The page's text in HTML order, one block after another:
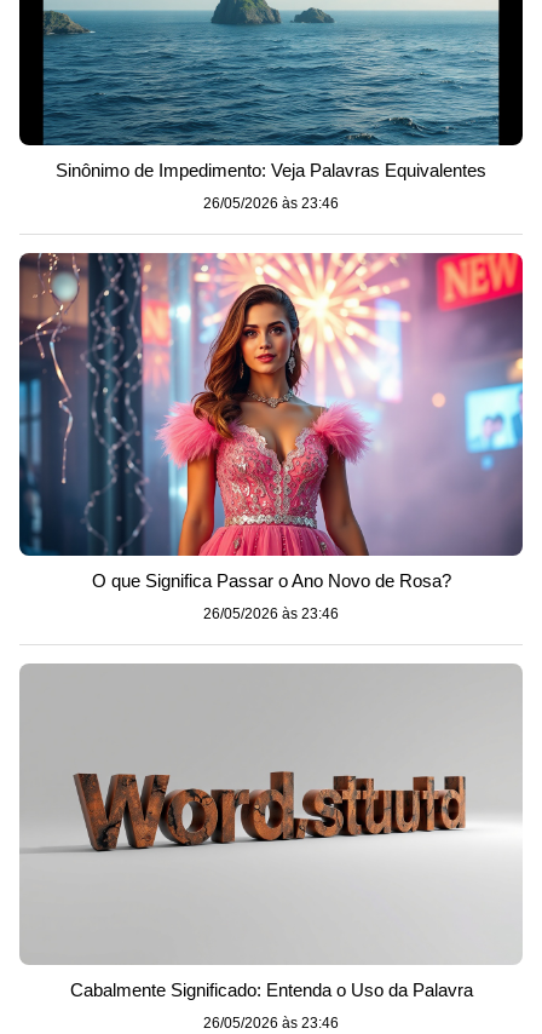
Sinônimo de Impedimento: Veja Palavras Equivalentes
26/05/2026 às 23:46
O que Significa Passar o Ano Novo de Rosa?
26/05/2026 às 23:46
Cabalmente Significado: Entenda o Uso da Palavra
26/05/2026 às 23:46